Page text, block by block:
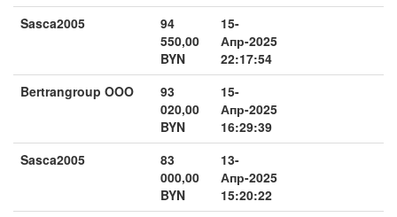
Sasca2005
94
550,00
BYN
15-
Апр-2025
22:17:54
Bertrangroup OOO
93
020,00
BYN
15-
Апр-2025
16:29:39
Sasca2005
83
000,00
BYN
13-
Апр-2025
15:20:22